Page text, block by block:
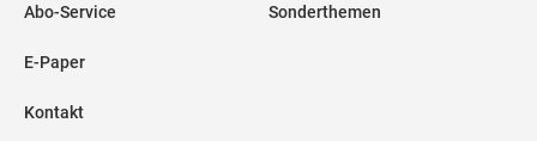
Abo-Service
E-Paper
Kontakt
Sonderthemen